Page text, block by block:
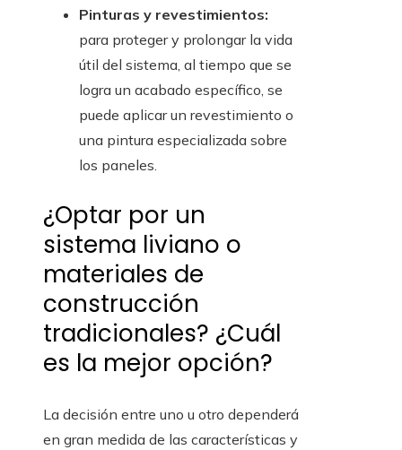
Pinturas y revestimientos:
para proteger y prolongar la vida
útil del sistema, al tiempo que se
logra un acabado específico, se
puede aplicar un revestimiento o
una pintura especializada sobre
los paneles.
¿Optar por un
sistema liviano o
materiales de
construcción
tradicionales? ¿Cuál
es la mejor opción?
La decisión entre uno u otro dependerá
en gran medida de las características y